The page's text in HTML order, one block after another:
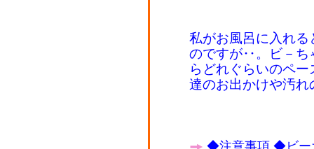
私がお風呂に入れ
のですが‥。ビ－ち
らどれぐらいのペ
達のお出かけや汚
◆注意事項 ◆ビー